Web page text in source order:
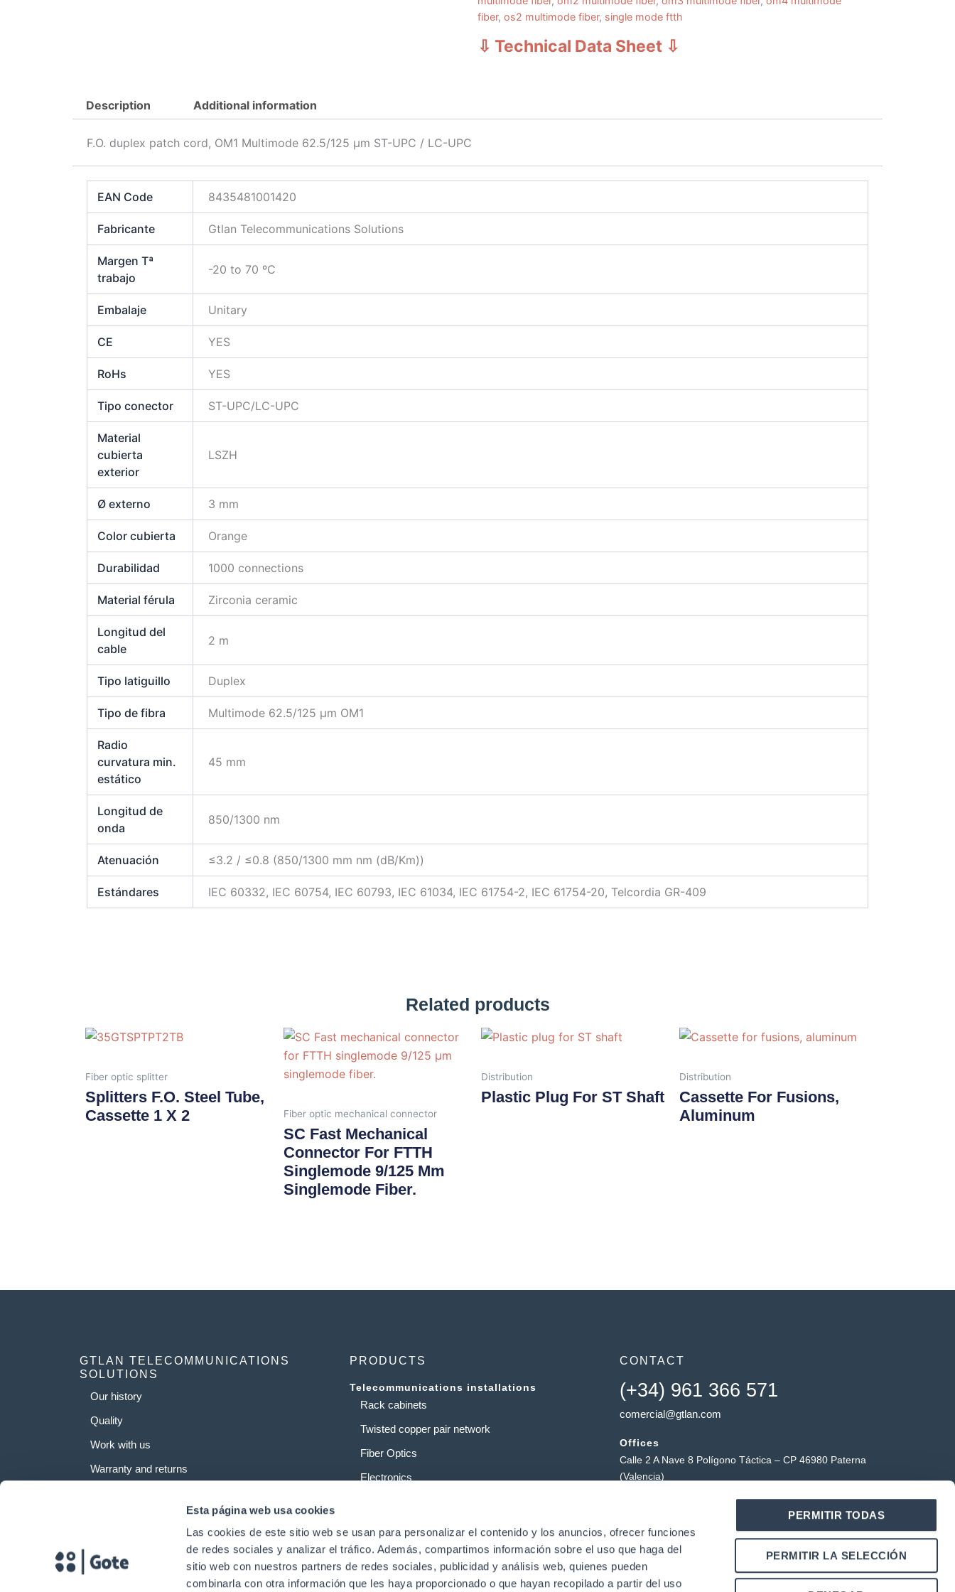
Esta página web usa cookies
Las cookies de este sitio web se usan para personalizar el contenido y los anuncios, ofrecer funciones
de redes sociales y analizar el tráfico. Además, compartimos información sobre el uso que haga del
sitio web con nuestros partners de redes sociales, publicidad y análisis web, quienes pueden
combinarla con otra información que les haya proporcionado o que hayan recopilado a partir del uso
PERMITIR TODAS
PERMITIR LA SELECCIÓN
fiber, os2 multimode fiber, single mode ftth
⇩ Technical Data Sheet ⇩
Description Additional information
F.O. duplex patch cord, OM1 Multimode 62.5/125 μm ST-UPC / LC-UPC
EAN Code 8435481001420
Fabricante Gtlan Telecommunications Solutions
Margen Tª
trabajo
-20 to 70 ºC
Embalaje Unitary
CE YES
RoHs YES
Tipo conector ST-UPC/LC-UPC
Material
cubierta
exterior
LSZH
Ø externo 3 mm
Color cubierta Orange
Durabilidad 1000 connections
Material férula Zirconia ceramic
Longitud del
cable
2 m
Tipo latiguillo Duplex
Tipo de fibra Multimode 62.5/125 µm OM1
Radio
curvatura min.
estático
45 mm
Longitud de
onda
850/1300 nm
Atenuación ≤3.2 / ≤0.8 (850/1300 mm nm (dB/Km))
Estándares IEC 60332, IEC 60754, IEC 60793, IEC 61034, IEC 61754-2, IEC 61754-20, Telcordia GR-409
Related products
Fiber optic splitter
Splitters F.O. Steel Tube,
Cassette 1 X 2
Fiber optic mechanical connector
SC Fast Mechanical
Connector For FTTH
Singlemode 9/125 Μm
Singlemode Fiber.
Distribution
Plastic Plug For ST Shaft
Distribution
Cassette For Fusions,
Aluminum
GTLAN TELECOMMUNICATIONS
SOLUTIONS
Our history
Quality
Work with us
Warranty and returns
PRODUCTS
Telecommunications installations
Rack cabinets
Twisted copper pair network
Fiber Optics
Electronics
Data centers
CONTACT
(+34) 961 366 571
comercial@gtlan.com
Offices
Calle 2 A Nave 8 Polígono Táctica – CP 46980 Paterna
(Valencia)
Polígono Industrial Táctica, Carrer Forners, 18, 46980
Paterna (Valencia)
Y
o
u
L
n